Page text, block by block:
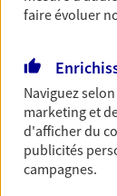
Préparez
votre vie
notre
faire évoluer
Naviguez
marketing et
d'afficher du
publicités
campagnes.